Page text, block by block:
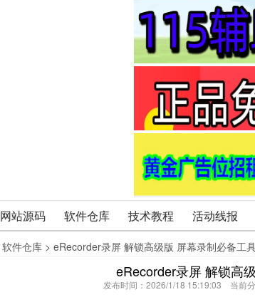
网站源码 软件仓库 技术教程 活动线报
软件仓库 > eRecorder录屏 解锁高级版 屏幕录制必备工
eRecorder录屏 解锁高
发布时间：2026/1/18 15:19:03 当前分